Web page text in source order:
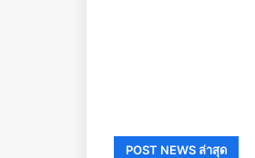
POST NEWS ล่าสุด